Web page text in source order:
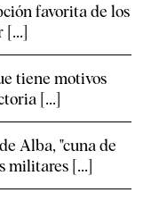
favorita de los
[...]
tiene motivos
[...]
Alba, "cuna de
militares [...]